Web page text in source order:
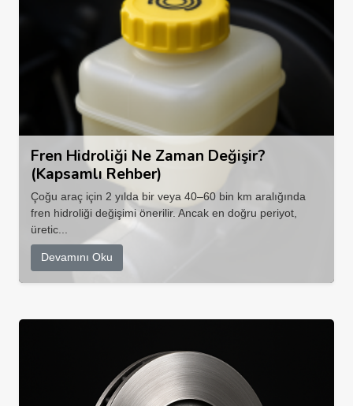
Fren Hidroliği Ne Zaman Değişir?
(Kapsamlı Rehber)
Çoğu araç için 2 yılda bir veya 40–60 bin km aralığında
fren hidroliği değişimi önerilir. Ancak en doğru periyot,
üretic...
Devamını Oku